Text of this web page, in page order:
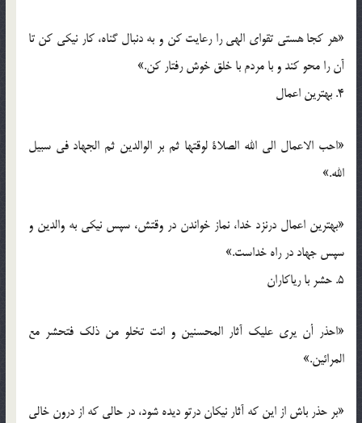
«هر کجا هستی تقوای الهی را رعایت کن و به دنبال گناه، کار نیکی کن تا
آن را محو کند و با مردم با خلق خوش رفتار کن.»
4. بهترین اعمال
«احب الاعمال الی الله الصلاة لوقتها ثم بر الوالدین ثم الجهاد فی سبیل
الله.»
«بهترین اعمال درنزد خدا، نماز خواندن در وقتش، سپس نیکی به والدین و
سپس جهاد در راه خداست.»
5. حشر با ریاکاران
«احذر أن یری علیک آثار المحسنین و انت تخلو من ذلک فتحشر مع
المرائین.»
«بر حذر باش از این که آثار نیکان درتو دیده شود، در حالی که از درون خالی